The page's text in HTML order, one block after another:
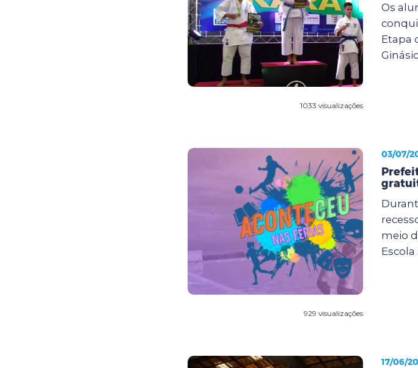
1033 visualizações
Os
Etapa
929 visualizações
03/07/
meio
Escola
17/06/